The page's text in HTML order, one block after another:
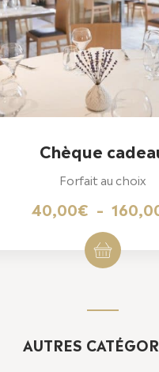
Chèque
Forfait au choix
40,00€ –
Ce
produit
a
plusieurs
options
être
choisies
AUTRES